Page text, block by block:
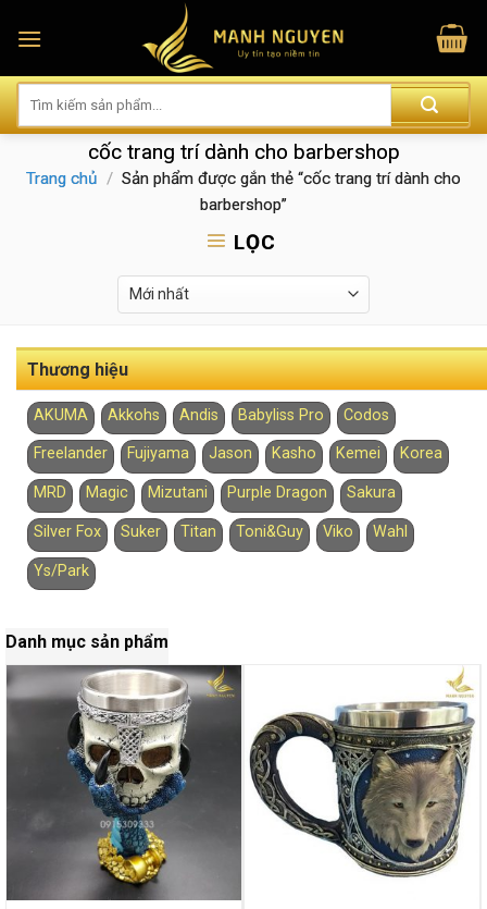
cốc trang trí dành cho barbershop
Trang chủ / Sản phẩm được gắn thẻ “cốc trang trí dành cho
barbershop”
LỌC
Thương hiệu
AKUMA Akkohs Andis Babyliss Pro Codos
Freelander Fujiyama Jason Kasho Kemei Korea
MRD Magic Mizutani Purple Dragon Sakura
Silver Fox Suker Titan Toni&Guy Viko Wahl
Ys/Park
Danh mục sản phẩm